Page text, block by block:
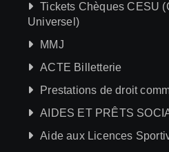
Tickets Chèques CESU
Universel)
MMJ
ACTE Billetterie
Prestations de droit
AIDES ET PRÊTS
Aide aux Licences